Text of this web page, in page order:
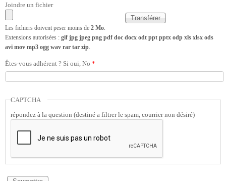
Joindre un fichier
Les fichiers doivent peser moins de 2 Mo.
Extensions autorisées : gif jpg jpeg png pdf doc docx odt ppt pptx odp xls xlsx ods
avi mov mp3 ogg wav rar tar zip.
Êtes-vous adhérent ? Si oui, No *
CAPTCHA
répondez à la question (destiné a filtrer le spam, courrier non désiré)